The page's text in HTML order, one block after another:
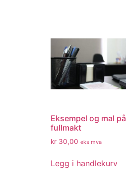
Eksempel og mal på
fullmakt
kr 30,00 eks mva
Legg i handlekurv